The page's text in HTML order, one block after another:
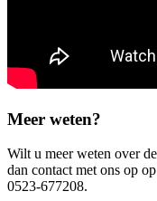
Meer weten?
Wilt u meer weten over
dan contact met ons op op
0523-677208.